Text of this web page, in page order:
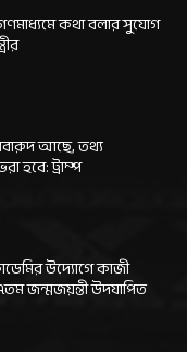
কথা বলার সুযোগ
আছে, তথ্য
হবে: ট্রাম্প
উদ্যোগে কাজী
জন্মজয়ন্তী উদযাপিত